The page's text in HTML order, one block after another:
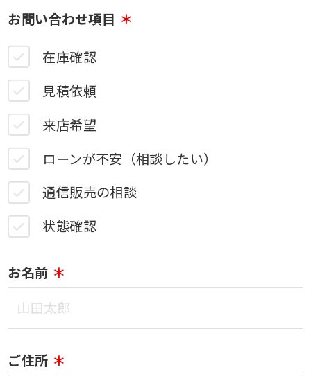
お問い合わせ項目
在庫確認
見積依頼
来店希望
ローンが不安（相談したい）
通信販売の相談
状態確認
お名前
ご住所